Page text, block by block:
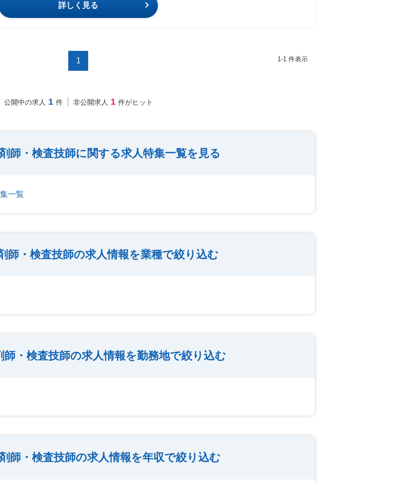
詳しく見る
1 1-1 件表示
公開中の求人 1 件 非公開求人 1 件がヒット
師・検査技師に関する求人特集一覧を見る
一覧
師・検査技師の求人情報を業種で絞り込む
師・検査技師の求人情報を勤務地で絞り込む
師・検査技師の求人情報を年収で絞り込む